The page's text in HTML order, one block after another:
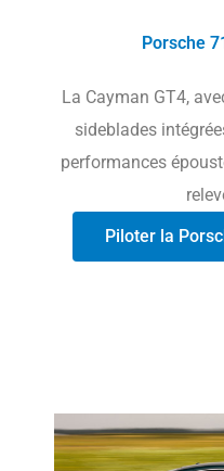
Porsche
La Cayman GT4,
sideblades
performances
Piloter la